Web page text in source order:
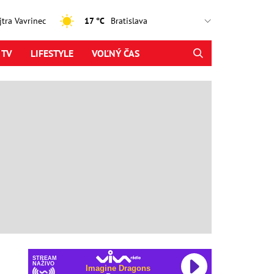
Vavrinec 17 °C
LIFESTYLE VOĽNÝ ČAS
STREAM
NAŽIVO
Imagine Dragons